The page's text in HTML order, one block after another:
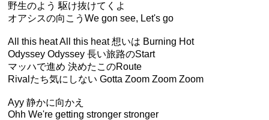
野生のよう 駆け抜けてくよ
オアシスの向こうWe gon see, Let's go
All this heat All this heat 想いは Burning Hot
Odyssey Odyssey 長い旅路のStart
マッハで進め 決めたこのRoute
Rivalたち気にしない Gotta Zoom Zoom Zoom
Ayy 静かに向かえ
Ohh We're getting stronger stronger